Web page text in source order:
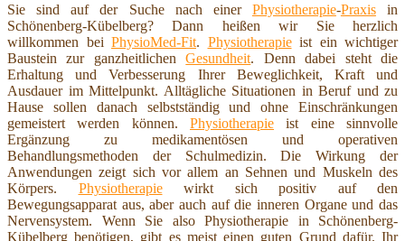
Sie sind auf der Suche nach einer Physiotherapie-Praxisin
Schönenberg-Kübelberg? Dann heißen wir Sie herzlich
willkommen bei PhysioMed-Fit. Physiotherapieist ein wichtiger
Baustein zur ganzheitlichenGesundheit. Denn dabei steht die
Erhaltung und Verbesserung Ihrer Beweglichkeit, Kraft und
Ausdauer im Mittelpunkt. Alltägliche Situationen in Beruf und zu
Hause sollen danach selbstständig und ohne Einschränkungen
gemeistert werden können. Physiotherapie ist eine sinnvolle
Ergänzung zu medikamentösen und operativen
Behandlungsmethoden der Schulmedizin. Die Wirkung der
Anwendungen zeigt sich vor allem an Sehnen und Muskeln des
Körpers. Physiotherapiewirkt sich positiv auf den
Bewegungsapparat aus, aber auch auf die inneren Organe und das
Nervensystem. Wenn Sie also Physiotherapie in Schönenberg-
Kübelberg benötigen, gibt es meist einen guten Grund dafür. Ihr